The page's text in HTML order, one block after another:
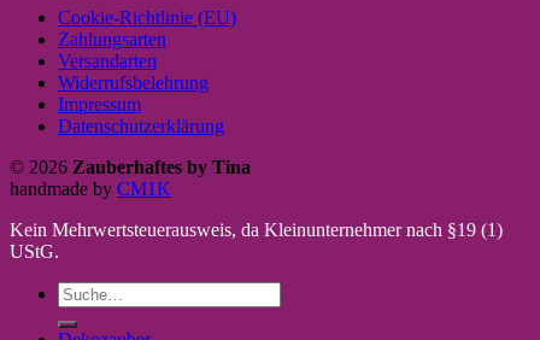
Cookie-Richtlinie (EU)
Zahlungsarten
Versandarten
Widerrufsbelehrung
Impressum
Datenschutzerklärung
© 2026 Zauberhaftes by Tina
handmade by CM1K
Kein Mehrwertsteuerausweis, da Kleinunternehmer nach §19 (1)
UStG.
Suche
nach: